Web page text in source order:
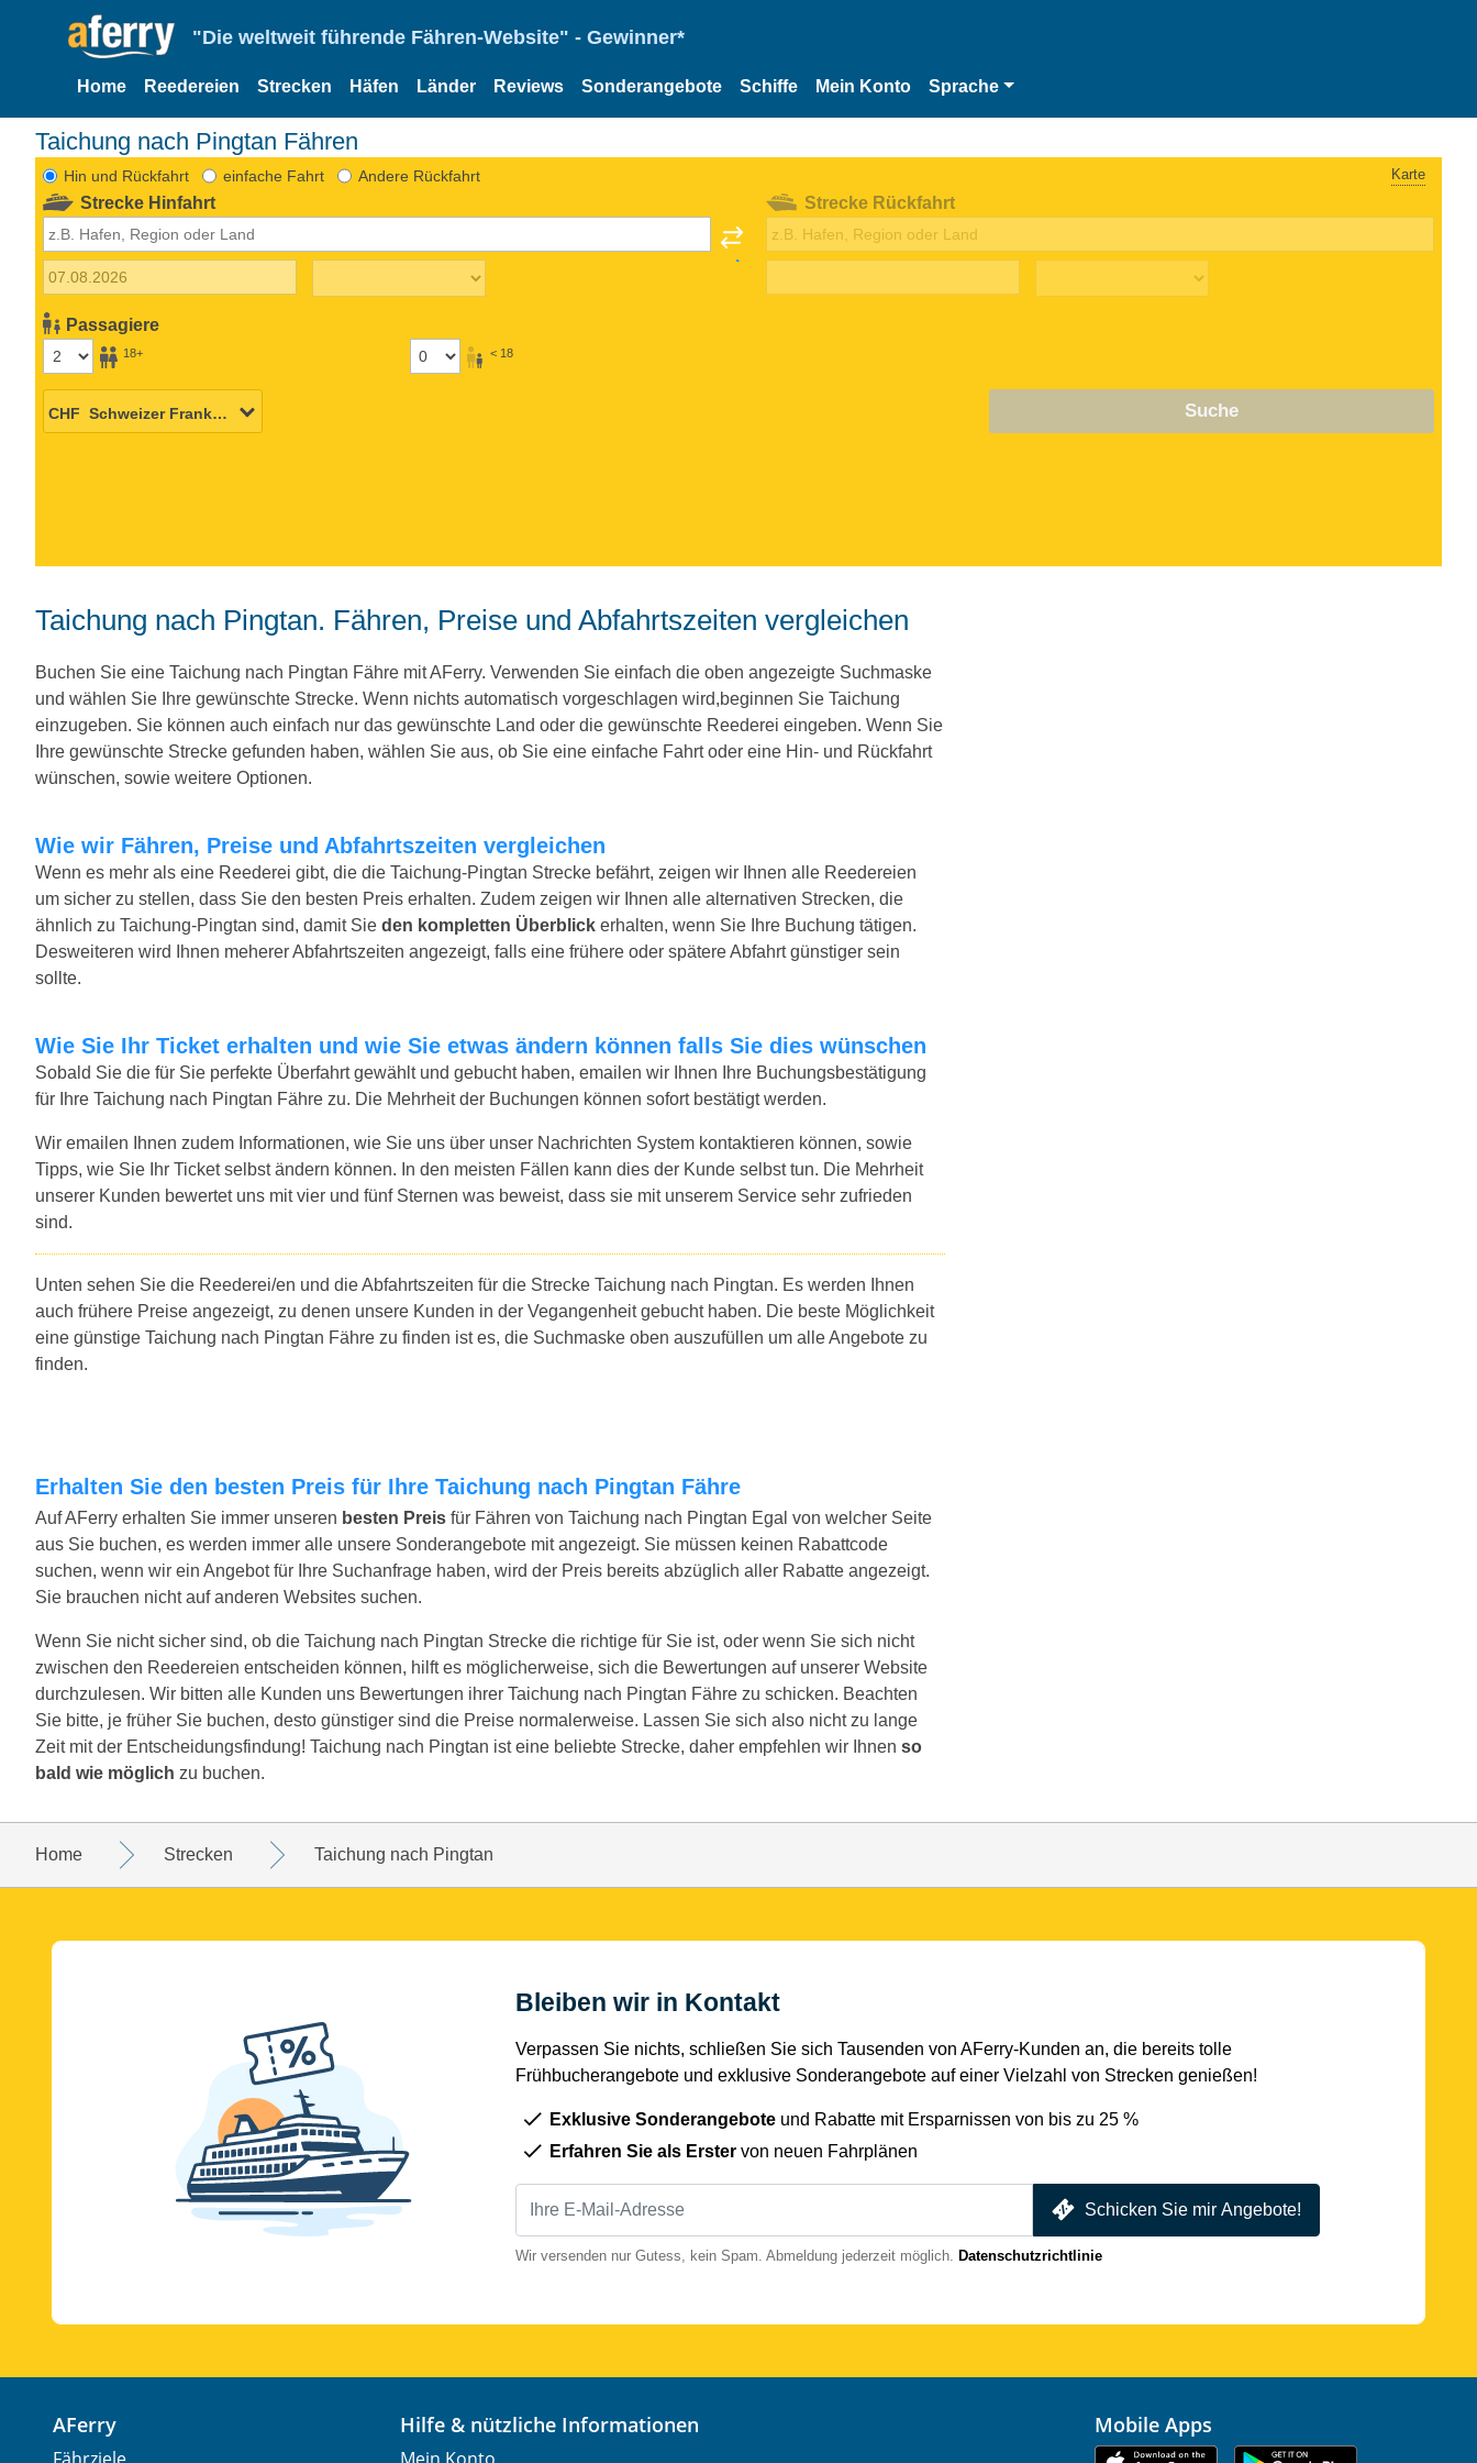
"Die weltweit führende Fähren-Website" - Gewinner*
Home Reedereien Strecken Häfen Länder Reviews Sonderangebote Schiffe Mein Konto Sprache
Taichung nach Pingtan Fähren
Hin und Rückfahrt einfache Fahrt Andere Rückfahrt Karte
Strecke Hinfahrt
Passagiere
18+ < 18
Strecke Rückfahrt
Suche
Taichung nach Pingtan. Fähren, Preise und Abfahrtszeiten vergleichen
Buchen Sie eine Taichung nach Pingtan Fähre mit AFerry. Verwenden Sie einfach die oben angezeigte Suchmaske
und wählen Sie Ihre gewünschte Strecke. Wenn nichts automatisch vorgeschlagen wird,beginnen Sie Taichung
einzugeben. Sie können auch einfach nur das gewünschte Land oder die gewünschte Reederei eingeben. Wenn Sie
Ihre gewünschte Strecke gefunden haben, wählen Sie aus, ob Sie eine einfache Fahrt oder eine Hin- und Rückfahrt
wünschen, sowie weitere Optionen.
Wie wir Fähren, Preise und Abfahrtszeiten vergleichen
Wenn es mehr als eine Reederei gibt, die die Taichung-Pingtan Strecke befährt, zeigen wir Ihnen alle Reedereien
um sicher zu stellen, dass Sie den besten Preis erhalten. Zudem zeigen wir Ihnen alle alternativen Strecken, die
ähnlich zu Taichung-Pingtan sind, damit Sie den kompletten Überblick erhalten, wenn Sie Ihre Buchung tätigen.
Desweiteren wird Ihnen meherer Abfahrtszeiten angezeigt, falls eine frühere oder spätere Abfahrt günstiger sein
sollte.
Wie Sie Ihr Ticket erhalten und wie Sie etwas ändern können falls Sie dies wünschen
Sobald Sie die für Sie perfekte Überfahrt gewählt und gebucht haben, emailen wir Ihnen Ihre Buchungsbestätigung
für Ihre Taichung nach Pingtan Fähre zu. Die Mehrheit der Buchungen können sofort bestätigt werden.
Wir emailen Ihnen zudem Informationen, wie Sie uns über unser Nachrichten System kontaktieren können, sowie
Tipps, wie Sie Ihr Ticket selbst ändern können. In den meisten Fällen kann dies der Kunde selbst tun. Die Mehrheit
unserer Kunden bewertet uns mit vier und fünf Sternen was beweist, dass sie mit unserem Service sehr zufrieden
sind.
Unten sehen Sie die Reederei/en und die Abfahrtszeiten für die Strecke Taichung nach Pingtan. Es werden Ihnen
auch frühere Preise angezeigt, zu denen unsere Kunden in der Vegangenheit gebucht haben. Die beste Möglichkeit
eine günstige Taichung nach Pingtan Fähre zu finden ist es, die Suchmaske oben auszufüllen um alle Angebote zu
finden.
Erhalten Sie den besten Preis für Ihre Taichung nach Pingtan Fähre
Auf AFerry erhalten Sie immer unseren besten Preis für Fähren von Taichung nach Pingtan Egal von welcher Seite
aus Sie buchen, es werden immer alle unsere Sonderangebote mit angezeigt. Sie müssen keinen Rabattcode
suchen, wenn wir ein Angebot für Ihre Suchanfrage haben, wird der Preis bereits abzüglich aller Rabatte angezeigt.
Sie brauchen nicht auf anderen Websites suchen.
Wenn Sie nicht sicher sind, ob die Taichung nach Pingtan Strecke die richtige für Sie ist, oder wenn Sie sich nicht
zwischen den Reedereien entscheiden können, hilft es möglicherweise, sich die Bewertungen auf unserer Website
durchzulesen. Wir bitten alle Kunden uns Bewertungen ihrer Taichung nach Pingtan Fähre zu schicken. Beachten
Sie bitte, je früher Sie buchen, desto günstiger sind die Preise normalerweise. Lassen Sie sich also nicht zu lange
Zeit mit der Entscheidungsfindung! Taichung nach Pingtan ist eine beliebte Strecke, daher empfehlen wir Ihnen so
bald wie möglich zu buchen.
Home Strecken Taichung nach Pingtan
Bleiben wir in Kontakt
Verpassen Sie nichts, schließen Sie sich Tausenden von AFerry-Kunden an, die bereits tolle
Frühbucherangebote und exklusive Sonderangebote auf einer Vielzahl von Strecken genießen!
Exklusive Sonderangebote und Rabatte mit Ersparnissen von bis zu 25 %
Erfahren Sie als Erster von neuen Fahrplänen
Schicken Sie mir Angebote!
Wir versenden nur Gutess, kein Spam. Abmeldung jederzeit möglich. Datenschutzrichtlinie
AFerry Hilfe & nützliche Informationen Mobile Apps